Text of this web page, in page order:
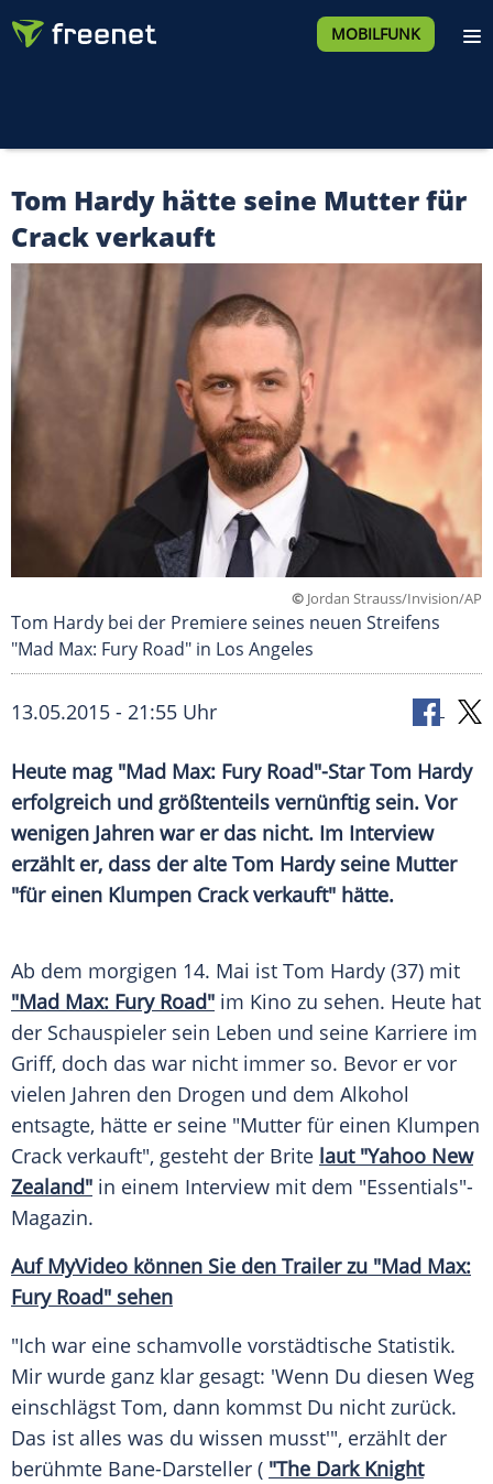
MOBILFUNK
Tom Hardy hätte seine Mutter für
Crack verkauft
© Jordan Strauss/Invision/AP
Tom Hardy bei der Premiere seines neuen Streifens
"Mad Max: Fury Road" in Los Angeles
13.05.2015 - 21:55 Uhr
Heute mag "Mad Max: Fury Road"-Star Tom Hardy
erfolgreich und größtenteils vernünftig sein. Vor
wenigen Jahren war er das nicht. Im Interview
erzählt er, dass der alte Tom Hardy seine Mutter
"für einen Klumpen Crack verkauft" hätte.
Ab dem morgigen 14. Mai ist Tom Hardy (37) mit
"Mad Max: Fury Road" im Kino zu sehen. Heute hat
der Schauspieler sein Leben und seine Karriere im
Griff, doch das war nicht immer so. Bevor er vor
vielen Jahren den Drogen und dem Alkohol
entsagte, hätte er seine "Mutter für einen Klumpen
Crack verkauft", gesteht der Brite laut "Yahoo New
Zealand" in einem Interview mit dem "Essentials"-
Magazin.
AufMyVideo können Sie den Trailerzu "Mad Max:
Fury Road" sehen
"Ich war eine schamvolle vorstädtische Statistik.
Mir wurde ganz klar gesagt: 'Wenn Du diesen Weg
einschlägst Tom, dann kommst Du nicht zurück.
Das ist alles was du wissen musst'", erzählt der
berühmte Bane-Darsteller ( "The Dark Knight